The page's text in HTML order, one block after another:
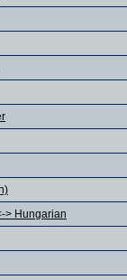
> Hungarian